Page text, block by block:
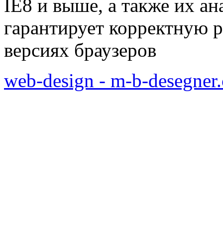
IE8 и выше, а также их
гарантирует корректную
версиях браузеров
web-design - m-b-